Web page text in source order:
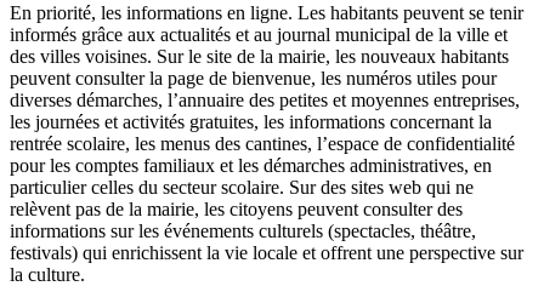
En priorité, les informations en ligne. Les habitants peuvent se tenir
informés grâce aux actualités et au journal municipal de la ville et
des villes voisines. Sur le site de la mairie, les nouveaux habitants
peuvent consulter la page de bienvenue, les numéros utiles pour
diverses démarches, l’annuaire des petites et moyennes entreprises,
les journées et activités gratuites, les informations concernant la
rentrée scolaire, les menus des cantines, l’espace de confidentialité
pour les comptes familiaux et les démarches administratives, en
particulier celles du secteur scolaire. Sur des sites web qui ne
relèvent pas de la mairie, les citoyens peuvent consulter des
informations sur les événements culturels (spectacles, théâtre,
festivals) qui enrichissent la vie locale et offrent une perspective sur
la culture.